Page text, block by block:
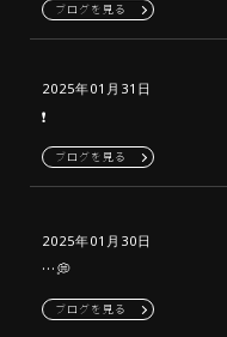
ブログを見る
2025年01月31日
❗️
ブログを見る
2025年01月30日
…💭
ブログを見る